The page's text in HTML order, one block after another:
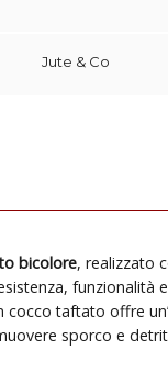
Jute & Co
bicolore, realizzato
funzionalità
cocco taftato offre
sporco e